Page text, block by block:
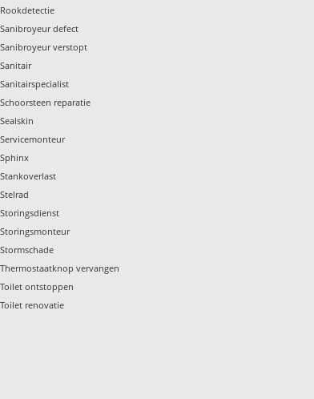
Rookdetectie
Sanibroyeur defect
Sanibroyeur verstopt
Sanitair
Sanitairspecialist
Schoorsteen reparatie
Sealskin
Servicemonteur
Sphinx
Stankoverlast
Stelrad
Storingsdienst
Storingsmonteur
Stormschade
Thermostaatknop vervangen
Toilet ontstoppen
Toilet renovatie